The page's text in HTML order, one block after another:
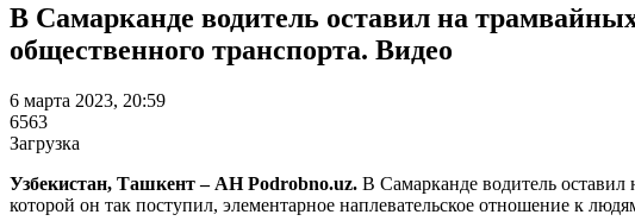
В Самарканде водитель оставил на
общественного транспорта. Видео
6 марта 2023, 20:59
6563
Загрузка
Узбекистан, Ташкент – АН Podrobno.uz. В Самарканде водитель
которой он так поступил, элементарное наплевательское отношение к